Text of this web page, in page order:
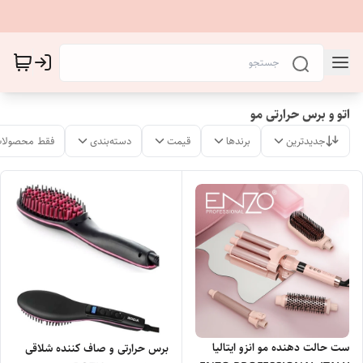
اتو و برس حرارتی مو
جدیدترین برندها قیمت دسته‌بندی فقط
ست حالت دهنده مو انزو ایتالیا
برس حرارتی و صاف کننده شلاقی